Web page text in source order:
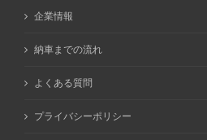
企業情報
納車までの流れ
よくある質問
プライバシーポリシー